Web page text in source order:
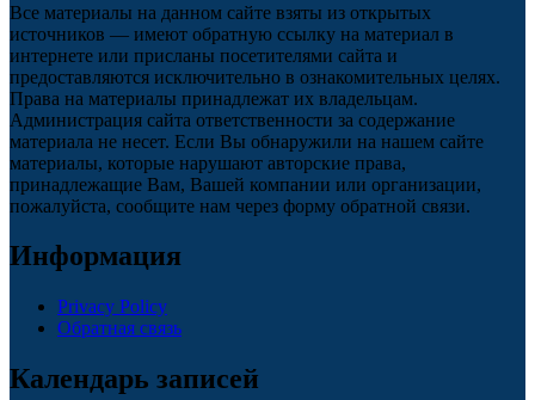
Все материалы на данном сайте взяты из открытых
источников — имеют обратную ссылку на материал в
интернете или присланы посетителями сайта и
предоставляются исключительно в ознакомительных целях.
Права на материалы принадлежат их владельцам.
Администрация сайта ответственности за содержание
материала не несет. Если Вы обнаружили на нашем сайте
материалы, которые нарушают авторские права,
принадлежащие Вам, Вашей компании или организации,
пожалуйста, сообщите нам через форму обратной связи.
Информация
Privacy Policy
Обратная связь
Календарь записей